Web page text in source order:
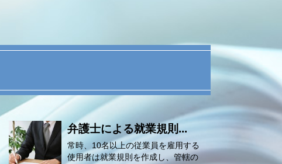
弁護士による就業規則...
常時、10名以上の従業員を雇用する
使用者は就業規則を作成し、管轄の